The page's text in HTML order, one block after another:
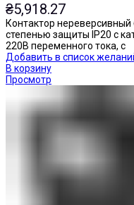
₴5,918.27
Контактор нереверсивный
степенью защиты IP20 с
220В переменного тока, с
Добавить в список
В корзину
Просмотр